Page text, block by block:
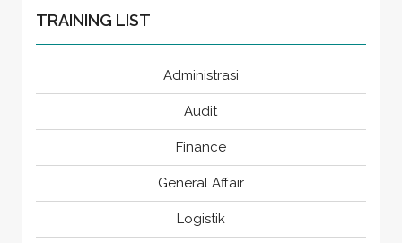
TRAINING LIST
Administrasi
Audit
Finance
General Affair
Logistik